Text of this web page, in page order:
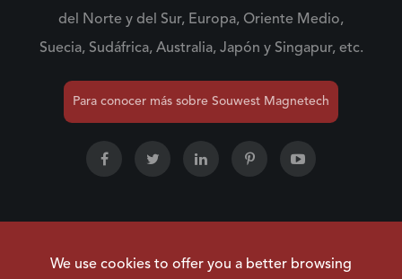
del Norte y del Sur, Europa, Oriente Medio,
Suecia, Sudáfrica, Australia, Japón y Singapur, etc.
Para conocer más sobre Souwest Magnetech
DEVELOPMENT CO.,LTD.Todos los derechos
We use cookies to offer you a better browsing